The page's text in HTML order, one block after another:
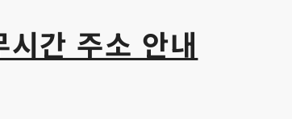
간 주소 안내